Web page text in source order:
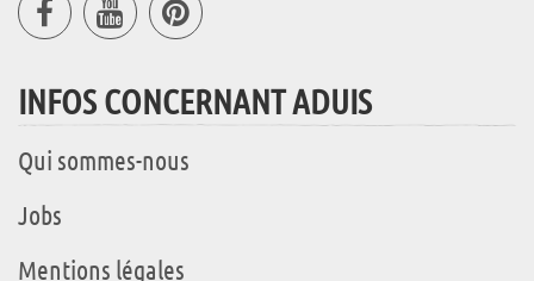
INFOS CONCERNANT ADUIS
Qui sommes-nous
Jobs
Mentions légales